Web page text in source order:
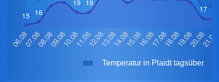
Temperatur in Plaidt tagsüber